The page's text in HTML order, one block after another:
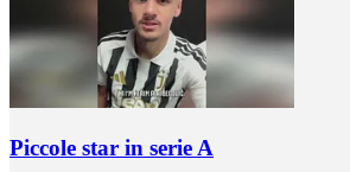
Piccole star in serie A